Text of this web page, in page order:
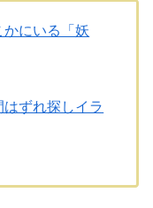
かにいる「妖
はずれ探しイラ